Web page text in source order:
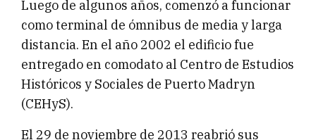
Luego de algunos años, comenzó a funcionar
como terminal de ómnibus de media y larga
distancia. En el año 2002 el edificio fue
entregado en comodato al Centro de Estudios
Históricos y Sociales de Puerto Madryn
(CEHyS).
El 29 de noviembre de 2013 reabrió sus